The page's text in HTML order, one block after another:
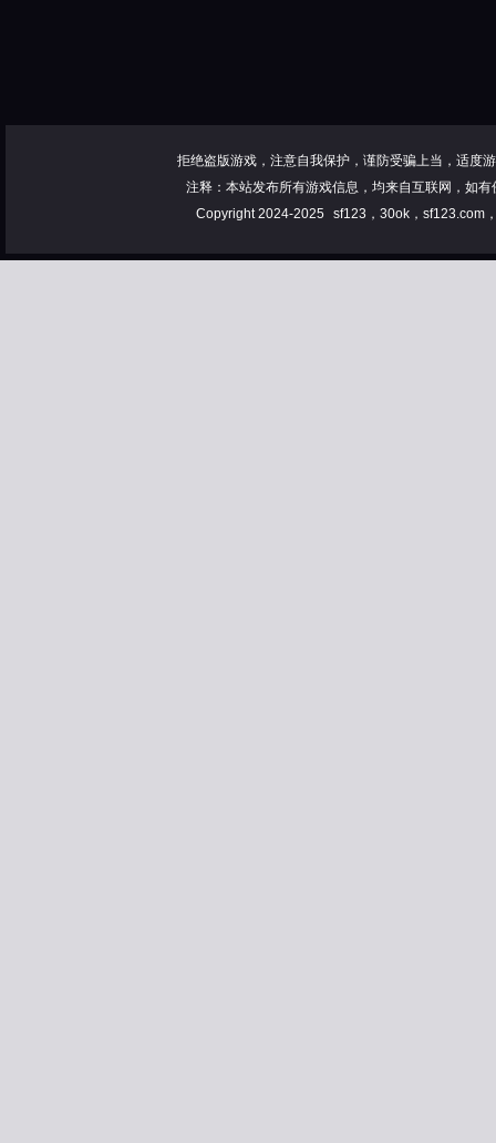
拒绝盗版游戏，注意自我保护，谨防受骗上当，适度
注释：本站发布所有游戏信息，均来自互联网，如
Copyright 2024-2025
sf123，30ok，sf123.com